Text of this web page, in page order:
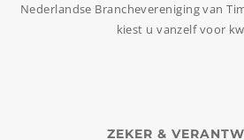
Nederlandse Branchevereniging van
kiest u vanzelf voor
ZEKER &